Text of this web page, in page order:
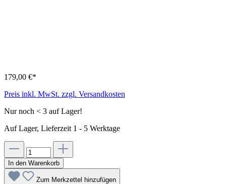
179,00 €*
Preis inkl. MwSt. zzgl. Versandkosten
Nur noch < 3 auf Lager!
Auf Lager, Lieferzeit 1 - 5 Werktage
In den Warenkorb
Zum Merkzettel hinzufügen